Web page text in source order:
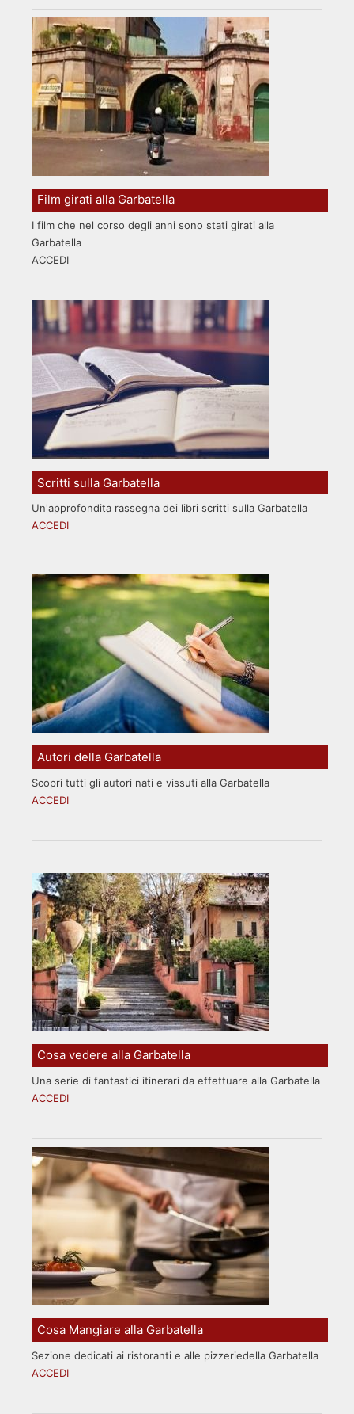
Film girati alla Garbatella
I film che nel corso degli anni sono stati girati alla
Garbatella
ACCEDI
Scritti sulla Garbatella
Un'approfondita rassegna dei libri scritti sulla Garbatella
ACCEDI
Autori della Garbatella
Scopri tutti gli autori nati e vissuti alla Garbatella
ACCEDI
Cosa vedere alla Garbatella
Una serie di fantastici itinerari da effettuare alla Garbatella
ACCEDI
Cosa Mangiare alla Garbatella
Sezione dedicati ai ristoranti e alle pizzeriedella Garbatella
ACCEDI